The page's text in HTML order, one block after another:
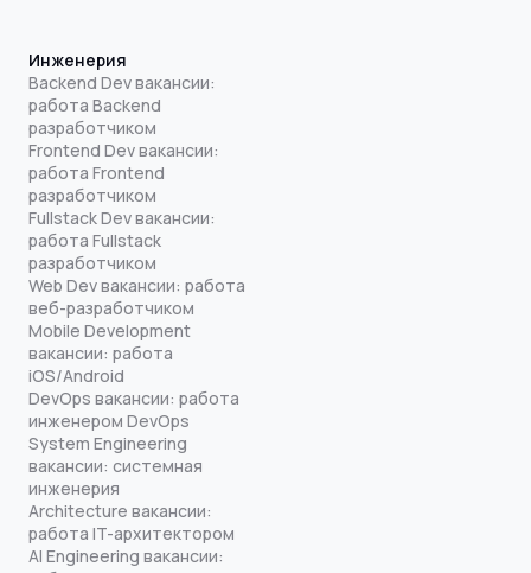
Инженерия
Backend Dev вакансии:
работа Backend
разработчиком
Frontend Dev вакансии:
работа Frontend
разработчиком
Fullstack Dev вакансии:
работа Fullstack
разработчиком
Web Dev вакансии: работа
веб-разработчиком
Mobile Development
вакансии: работа
iOS/Android
DevOps вакансии: работа
инженером DevOps
System Engineering
вакансии: системная
инженерия
Architecture вакансии:
работа IT-архитектором
AI Engineering вакансии: